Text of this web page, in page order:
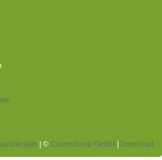
| © CosmoShop GmbH |Download